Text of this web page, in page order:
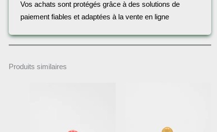
Vos achats sont protégés grâce à des solutions de
paiement fiables et adaptées à la vente en ligne
Produits similaires